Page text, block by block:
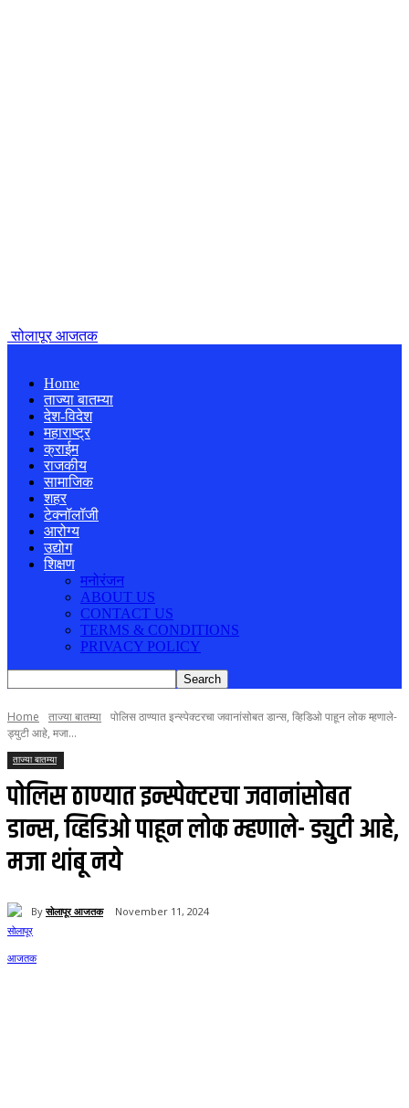
सोलापूर आजतक
Home
ताज्या बातम्या
देश-विदेश
महाराष्ट्र
क्राईम
राजकीय
सामाजिक
शहर
टेक्नॉलॉजी
आरोग्य
उद्योग
शिक्षण
मनोरंजन
ABOUT US
CONTACT US
TERMS & CONDITIONS
PRIVACY POLICY
Home ताज्या बातम्या पोलिस ठाण्यात इन्स्पेक्टरचा जवानांसोबत डान्स, व्हिडिओ पाहून लोक म्हणाले-
ड्युटी आहे, मजा...
ताज्या बातम्या
पोलिस ठाण्यात इन्स्पेक्टरचा जवानांसोबत
डान्स, व्हिडिओ पाहून लोक म्हणाले- ड्युटी आहे,
मजा थांबू नये
By सोलापूर आजतक November 11, 2024